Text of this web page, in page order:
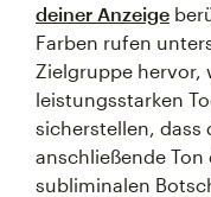
deiner Anzeige
Farben rufen
Zielgruppe hervor,
leistungsstarken
sicherstellen, dass
anschließende
subliminalen